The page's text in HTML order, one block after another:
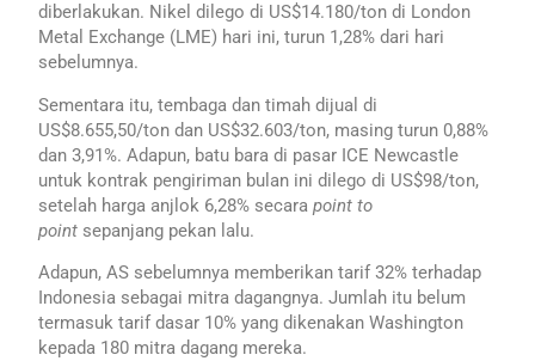
diberlakukan. Nikel dilego di US$14.180/ton di London
Metal Exchange (LME) hari ini, turun 1,28% dari hari
sebelumnya.
Sementara itu, tembaga dan timah dijual di
US$8.655,50/ton dan US$32.603/ton, masing turun 0,88%
dan 3,91%. Adapun, batu bara di pasar ICE Newcastle
untuk kontrak pengiriman bulan ini dilego di US$98/ton,
setelah harga anjlok 6,28% secara point to
point sepanjang pekan lalu.
Adapun, AS sebelumnya memberikan tarif 32% terhadap
Indonesia sebagai mitra dagangnya. Jumlah itu belum
termasuk tarif dasar 10% yang dikenakan Washington
kepada 180 mitra dagang mereka.